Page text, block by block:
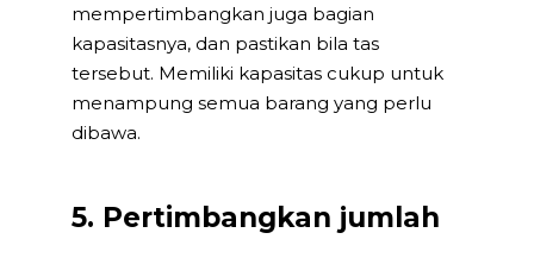
mempertimbangkan juga bagian
kapasitasnya, dan pastikan bila tas
tersebut. Memiliki kapasitas cukup untuk
menampung semua barang yang perlu
dibawa.
5. Pertimbangkan jumlah